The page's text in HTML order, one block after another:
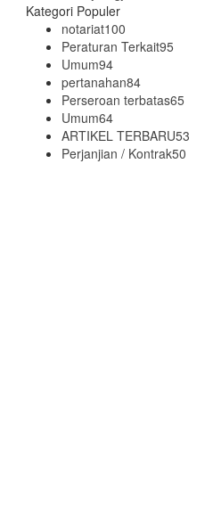
Kategori Populer
notariat100
Peraturan Terkait95
Umum94
pertanahan84
Perseroan terbatas65
Umum64
ARTIKEL TERBARU53
Perjanjian / Kontrak50